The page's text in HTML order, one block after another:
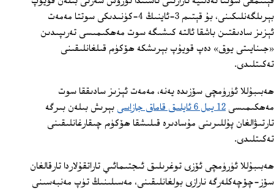
بېرىلگەنلىكىنى، بۇ قېتىم 3-ئاينىڭ 4-كۈنىدىكى سوتتا مەمەت
ئېزىز سادىقتىن باشقا ئالتە كىشىگە سوت مەھكىمىسى تەرىپىدىن
«جىنايىتى يوق» دەپ قويۇپ بېرىشكە ھۆكۈم قىلغانلىقىنى
تەكىتلىدى.
ھەبىبۇللا ئۈرۈمچى سۆزىدە يەنە، مەمەت ئېزىز سادىققا سوت
مەھكىمىسى 12 يىل 6 ئايلىق قاماق جازاسى
بېرىش بىلەن بىرگە
تارتىۋالغان پۇللىرىنى مۇسادىرە قىلىشقا ھۆكۈم چىقارغانلىقىنى
تەكىتلىدى.
ھەبىبۇللا ئۈرۈمچى ئۆزى توغرىلىق ئىجتىمائىي تاراتقۇلاردا تارقالغان
سۆز-چۆچەكلەرگە نارازى بولغانلىقىنى، مەسىلىنىڭ تۈپ مەنبەسىنى